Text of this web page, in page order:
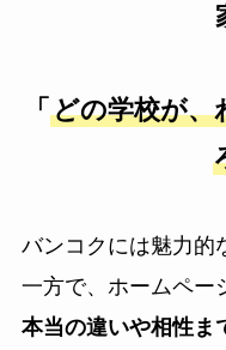
「 どの学校が、
バンコクには魅力的
一方で、ホームペー
本当の違いや相性ま